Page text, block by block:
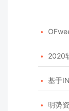

 2020
 基于
 明势资